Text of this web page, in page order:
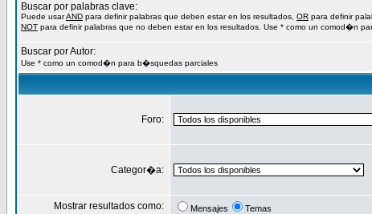
Buscar por palabras clave:
Puede usarAND para definir palabras que deben estar en los resultados, OR para definir
NOT para definir palabras que no deben estar en los resultados. Use * como un comod�n
Buscar por Autor:
Use * como un comod�n para b�squedas parciales
Foro:
Categor�a:
Mostrar resultados como: Mensajes Temas